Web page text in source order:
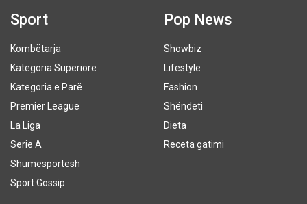
Sport
Kombëtarja
Kategoria Superiore
Kategoria e Parë
Premier League
La Liga
Serie A
Shumësportësh
Sport Gossip
Pop News
Showbiz
Lifestyle
Fashion
Shëndeti
Dieta
Receta gatimi